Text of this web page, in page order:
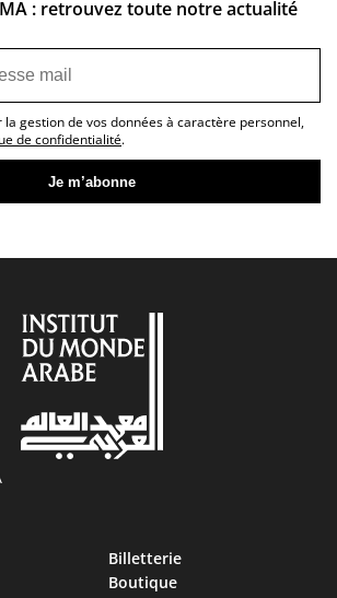
: retrouvez toute notre actualité
la gestion de vos données à caractère personnel,
de confidentialité.
Billetterie
Boutique